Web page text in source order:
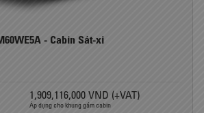
- Cabin Sát-xi
1,909,116,000 VND (+VAT)
Áp dụng cho khung gầm cabin